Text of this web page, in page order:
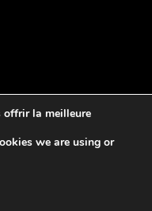
offrir la meilleure
we are using or